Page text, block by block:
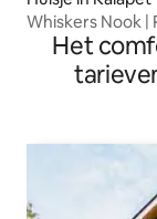
Whiskers Nook
Het